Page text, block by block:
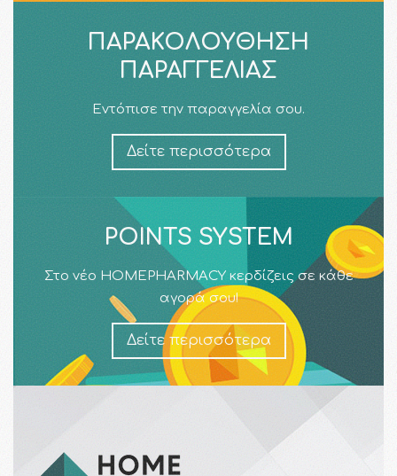
ΠΑΡΑΚΟΛΟΎΘΗΣΗ
ΠΑΡΑΓΓΕΛΊΑΣ
Εντόπισε την παραγγελία σου.
Δείτε περισσότερα
POINTS SYSTEM
Στο νέο HOMEPHARMACY κερδίζεις σε κάθε
αγορά σου!
Δείτε περισσότερα